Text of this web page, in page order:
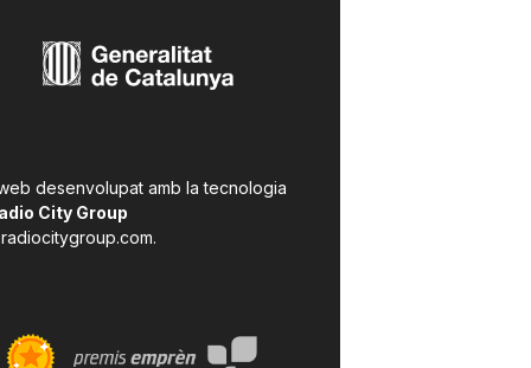
desenvolupat amb la tecnologia
City Group
.